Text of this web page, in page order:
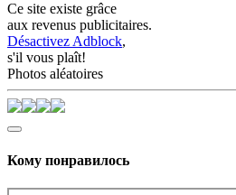
Ce site existe grâce
aux revenus publicitaires.
Désactivez Adblock,
s'il vous plaît!
Photos aléatoires
Кому понравилось